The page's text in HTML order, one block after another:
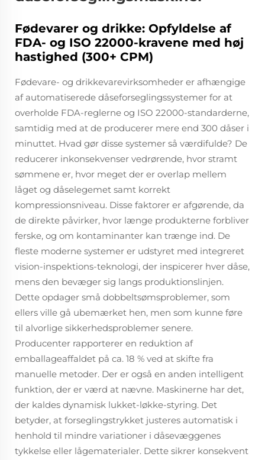
Fødevarer og drikke: Opfyldelse af
FDA- og ISO 22000-kravene med høj
hastighed (300+ CPM)
Fødevare- og drikkevarevirksomheder er afhængige
af automatiserede dåseforseglingssystemer for at
overholde FDA-reglerne og ISO 22000-standarderne,
samtidig med at de producerer mere end 300 dåser i
minuttet. Hvad gør disse systemer så værdifulde? De
reducerer inkonsekvenser vedrørende, hvor stramt
sømmene er, hvor meget der er overlap mellem
låget og dåselegemet samt korrekt
kompressionsniveau. Disse faktorer er afgørende, da
de direkte påvirker, hvor længe produkterne forbliver
ferske, og om kontaminanter kan trænge ind. De
fleste moderne systemer er udstyret med integreret
vision-inspektions-teknologi, der inspicerer hver dåse,
mens den bevæger sig langs produktionslinjen.
Dette opdager små dobbeltsømsproblemer, som
ellers ville gå ubemærket hen, men som kunne føre
til alvorlige sikkerhedsproblemer senere.
Producenter rapporterer en reduktion af
emballageaffaldet på ca. 18 % ved at skifte fra
manuelle metoder. Der er også en anden intelligent
funktion, der er værd at nævne. Maskinerne har det,
der kaldes dynamisk lukket-løkke-styring. Det
betyder, at forseglingstrykket justeres automatisk i
henhold til mindre variationer i dåsevæggenes
tykkelse eller lågematerialer. Dette sikrer konsekvent